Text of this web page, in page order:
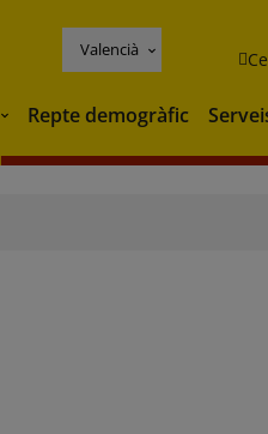
Valencià
Medi ambient
Repte demogràfic